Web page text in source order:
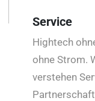
Service
Hightech
ohne Strom.
verstehen